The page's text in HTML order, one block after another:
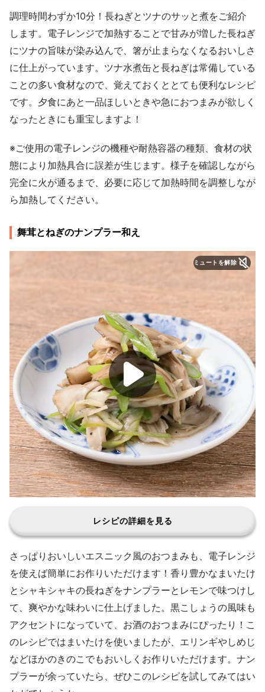
調理時間わずか10分！長ねぎとツナのサッと煮をご紹介
します。電子レンジで加熱することで甘みが増した長ねぎ
にツナの旨味が染み込んで、箸が止まらなくなるおいしさ
に仕上がっています。ツナ水煮缶と長ねぎは常備している
ことの多い食材なので、覚えておくととても便利なレシピ
です。夕食にあと一品ほしいときや急におつまみが欲しく
なったときにも重宝しますよ！
※ご使用の電子レンジの機種や耐熱容器の種類、食材の状
態により加熱具合に誤差が生じます。様子を確認しながら
完全に火が通るまで、必要に応じて加熱時間を調整しなが
ら加熱してください。
舞茸とねぎのナンプラー和え
ミュートを解除
レシピの詳細を見る
さっぱりおいしいエスニック風のおつまみも、電子レンジ
を使えば簡単にお作りいただけます！香り豊かなまいたけ
とシャキシャキの長ねぎをナンプラーとレモンで味つけし
て、爽やかな味わいに仕上げました。黒こしょうの風味も
アクセントになっていて、お酒のおつまみにぴったり！こ
のレシピではまいたけを使いましたが、エリンギやしめじ
などほかのきのこでもおいしくお作りいただけます。ナン
プラーが余っていたら、ぜひこのレシピを試してみてはい